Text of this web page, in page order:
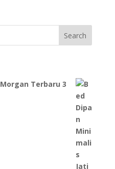
Search
Terbaru 3